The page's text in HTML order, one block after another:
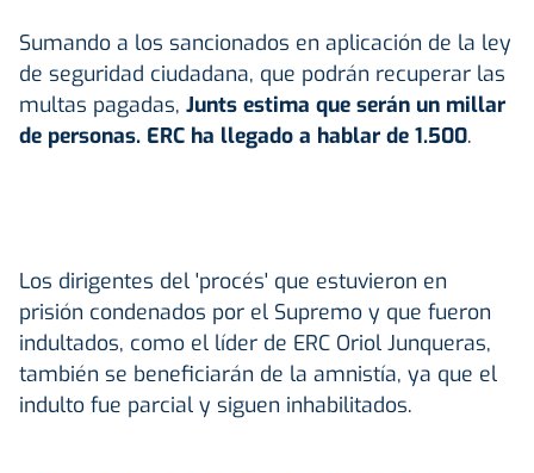
Sumando a los sancionados en aplicación de la ley
de seguridad ciudadana, que podrán recuperar las
multas pagadas, Junts estima que serán un millar
de personas. ERC ha llegado a hablar de 1.500.
Los dirigentes del 'procés' que estuvieron en
prisión condenados por el Supremo y que fueron
indultados, como el líder de ERC Oriol Junqueras,
también se beneficiarán de la amnistía, ya que el
indulto fue parcial y siguen inhabilitados.